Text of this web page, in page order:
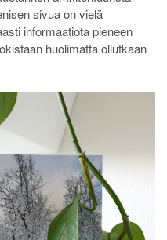
sivua on vielä
informaatiota pieneen
huolimatta ollutkaan